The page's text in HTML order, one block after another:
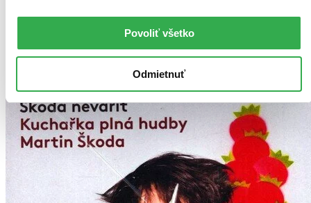
Povoliť všetko
Odmietnuť
vám ho vieme zabezpečiť a odoslať do 19 – 24 dní. A
posnažíme sa aj trochu rýchlejšie!
Vložiť do košíka